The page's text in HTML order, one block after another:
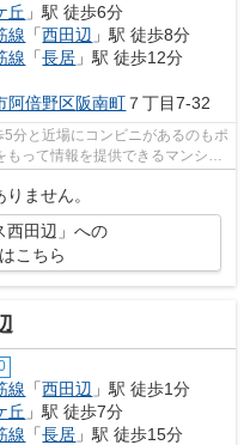
丘 」駅 徒歩6分
線 「西田辺 」駅 徒歩8分
線 「長居 」駅 徒歩12分
阿倍野区阪南町 ７丁目7-32
分と近場にコンビニがあるのもポ
って情報を提供できるマンショ
ません。
西田辺」への
こちら
線 「西田辺 」駅 徒歩1分
丘 」駅 徒歩7分
線 「長居 」駅 徒歩15分